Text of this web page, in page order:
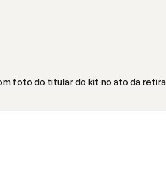
foto do titular do kit no ato da